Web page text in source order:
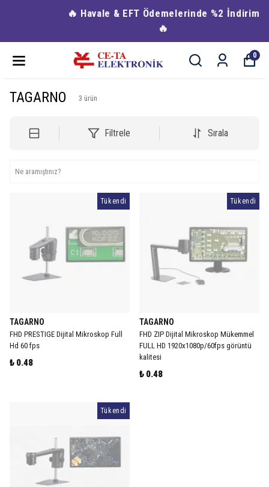
🔥 Havale & EFT Ödemelerinde %2 İndirim
0
TAGARNO 3 ürün
Filtrele Sırala
Tükendi
TAGARNO
FHD PRESTIGE Dijital Mikroskop Full
Hd 60 fps
₺ 0.48
Tükendi
TAGARNO
FHD ZIP Dijital Mikroskop Mükemmel
FULL HD 1920x1080p/60fps görüntü
kalitesi
₺ 0.48
Tükendi